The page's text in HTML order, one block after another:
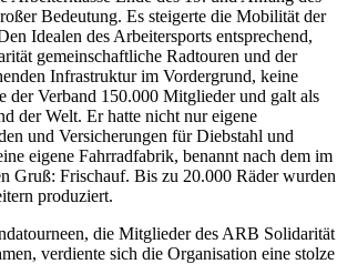
Bedeutung. Es steigerte die Mobilität der
Idealen des Arbeitersports entsprechend,
gemeinschaftliche Radtouren und der
Infrastruktur im Vordergrund, keine
der Verband 150.000 Mitglieder und galt als
der Welt. Er hatte nicht nur eigene
und Versicherungen für Diebstahl und
eigene Fahrradfabrik, benannt nach dem im
Gruß: Frischauf. Bis zu 20.000 Räder wurden
produziert.
die Mitglieder des ARB Solidarität
verdiente sich die Organisation eine stolze